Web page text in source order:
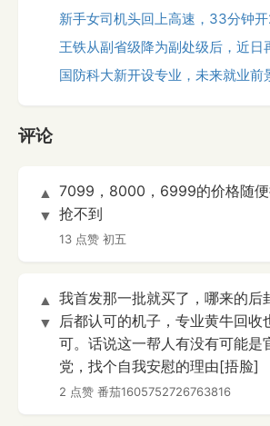
新手女司机头回上高速，33分钟
王铁从副省级降为副处级后，近日
国防科大新开设专业，未来就业前
评论
▲
▼
7099，8000，6999的价格随
抢不到
13 点赞 初五
▲
▼
我首发那一批就买了，哪来的后
后都认可的机子，专业黄牛回收
可。话说这一帮人有没有可能是
党，找个自我安慰的理由[捂脸]
2 点赞 番茄1605752726763816